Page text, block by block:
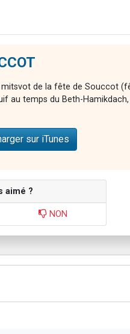
de la fête de Souccot
au temps du Beth-
sur iTunes
aimé ?
NON